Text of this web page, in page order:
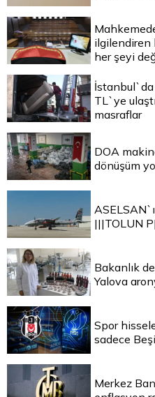
ilgilendiren
her şeyi
TL`ye
masraflar
DOA
dönüşüm
|||TOLUN
Bakanlık
Yalova
Spor
sadece
Merkez